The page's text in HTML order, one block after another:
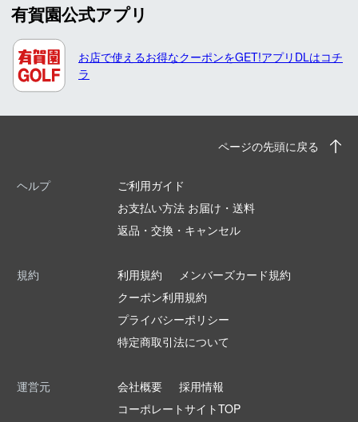
有賀園公式アプリ
お店で使えるお得なクーポンをGET!アプリDLはコチ
ラ
ページの先頭に戻る
ヘルプ
ご利用ガイド
お支払い方法 お届け・送料
返品・交換・キャンセル
規約 利用規約
メンバーズカード規約
クーポン利用規約
プライバシーポリシー
特定商取引法について
運営元 会社概要
採用情報
コーポレートサイトTOP